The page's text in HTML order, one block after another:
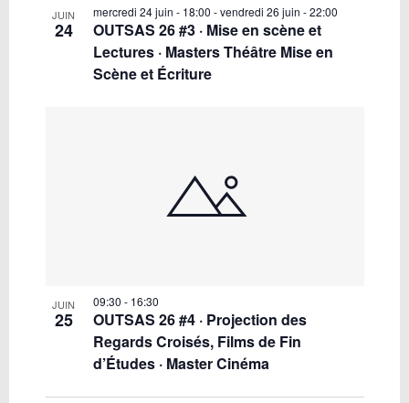
JUIN
24
mercredi 24 juin - 18:00 -vendredi 26 juin - 22:00
OUTSAS 26 #3 · Mise en scène et
Lectures · Masters Théâtre Mise en
Scène et Écriture
JUIN
25
09:30 - 16:30
OUTSAS 26 #4 · Projection des
Regards Croisés, Films de Fin
d’Études · Master Cinéma